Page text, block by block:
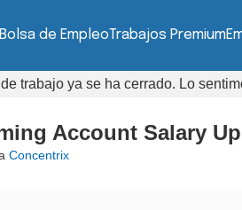
Bolsa de EmpleoTrabajos Premium
trabajo ya se ha cerrado. Lo
Account Salary
Concentrix